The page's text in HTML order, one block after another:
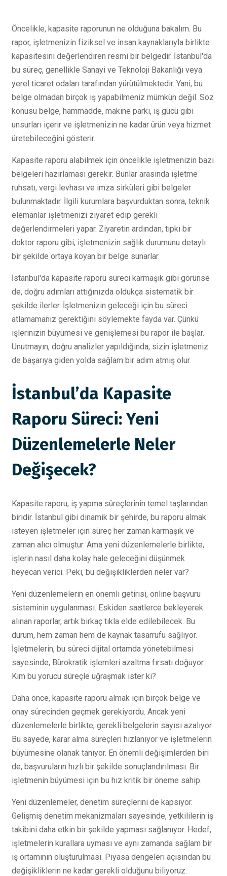
Öncelikle, kapasite raporunun ne olduğuna bakalım. Bu
rapor, işletmenizin fiziksel ve insan kaynaklarıyla birlikte
kapasitesini değerlendiren resmi bir belgedir. İstanbul'da
bu süreç, genellikle Sanayi ve Teknoloji Bakanlığı veya
yerel ticaret odaları tarafından yürütülmektedir. Yani, bu
belge olmadan birçok iş yapabilmeniz mümkün değil. Söz
konusu belge, hammadde, makine parkı, iş gücü gibi
unsurları içerir ve işletmenizin ne kadar ürün veya hizmet
üretebileceğini gösterir.
Kapasite raporu alabilmek için öncelikle işletmenizin bazı
belgeleri hazırlaması gerekir. Bunlar arasında işletme
ruhsatı, vergi levhası ve imza sirküleri gibi belgeler
bulunmaktadır. İlgili kurumlara başvurduktan sonra, teknik
elemanlar işletmenizi ziyaret edip gerekli
değerlendirmeleri yapar. Ziyaretin ardından, tıpkı bir
doktor raporu gibi, işletmenizin sağlık durumunu detaylı
bir şekilde ortaya koyan bir belge sunarlar.
İstanbul'da kapasite raporu süreci karmaşık gibi görünse
de, doğru adımları attığınızda oldukça sistematik bir
şekilde ilerler. İşletmenizin geleceği için bu süreci
atlamamanız gerektiğini söylemekte fayda var. Çünkü
işlerinizin büyümesi ve genişlemesi bu rapor ile başlar.
Unutmayın, doğru analizler yapıldığında, sizin işletmeniz
de başarıya giden yolda sağlam bir adım atmış olur.
İstanbul’da Kapasite
Raporu Süreci: Yeni
Düzenlemelerle Neler
Değişecek?
Kapasite raporu, iş yapma süreçlerinin temel taşlarından
biridir. İstanbul gibi dinamik bir şehirde, bu raporu almak
isteyen işletmeler için süreç her zaman karmaşık ve
zaman alıcı olmuştur. Ama yeni düzenlemelerle birlikte,
işlerin nasıl daha kolay hale geleceğini düşünmek
heyecan verici. Peki, bu değişikliklerden neler var?
Yeni düzenlemelerin en önemli getirisi, online başvuru
sisteminin uygulanması. Eskiden saatlerce bekleyerek
alınan raporlar, artık birkaç tıkla elde edilebilecek. Bu
durum, hem zaman hem de kaynak tasarrufu sağlıyor.
İşletmelerin, bu süreci dijital ortamda yönetebilmesi
sayesinde, Bürokratik işlemleri azaltma fırsatı doğuyor.
Kim bu yorucu süreçle uğraşmak ister ki?
Daha önce, kapasite raporu almak için birçok belge ve
onay sürecinden geçmek gerekiyordu. Ancak yeni
düzenlemelerle birlikte, gerekli belgelerin sayısı azalıyor.
Bu sayede, karar alma süreçleri hızlanıyor ve işletmelerin
büyümesine olanak tanıyor. En önemli değişimlerden biri
de, başvuruların hızlı bir şekilde sonuçlandırılması. Bir
işletmenin büyümesi için bu hız kritik bir öneme sahip.
Yeni düzenlemeler, denetim süreçlerini de kapsıyor.
Gelişmiş denetim mekanizmaları sayesinde, yetkililerin iş
takibini daha etkin bir şekilde yapması sağlanıyor. Hedef,
işletmelerin kurallara uyması ve aynı zamanda sağlam bir
iş ortamının oluşturulması. Piyasa dengeleri açısından bu
değişikliklerin ne kadar gerekli olduğunu biliyoruz.